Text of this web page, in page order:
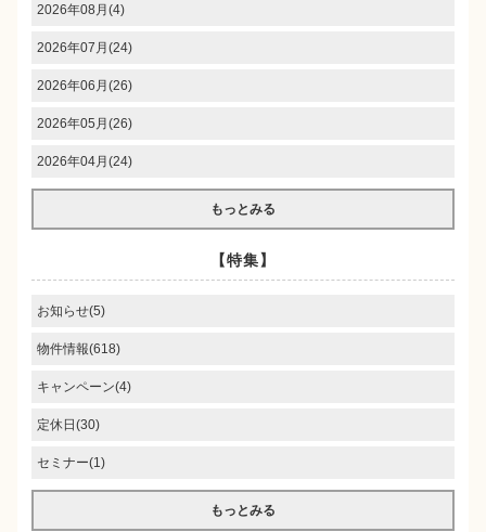
2026年08月(4)
2026年07月(24)
2026年06月(26)
2026年05月(26)
2026年04月(24)
もっとみる
【特集】
お知らせ(5)
物件情報(618)
キャンペーン(4)
定休日(30)
セミナー(1)
もっとみる